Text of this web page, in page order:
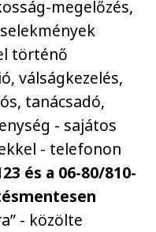
megelőzés,
történő
válságkezelés,
tanácsadó,
- sajátos
- telefonon
és a 06-80/810-
- közölte